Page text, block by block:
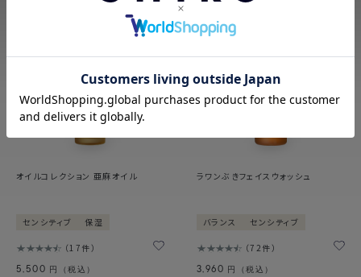
オイルコレクション 亜麻オイル
センシティブ 保湿
17件
5,500 円（税込）
ラワンぶきフェイスウォッシュ
バランス センシティブ
72件
3,960 円（税込）